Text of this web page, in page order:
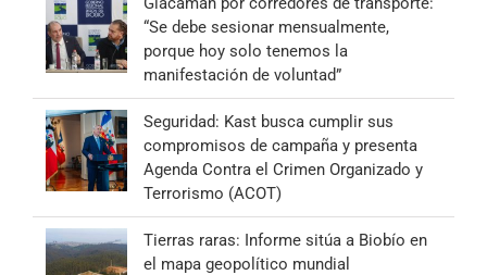
“Se debe sesionar mensualmente,
porque hoy solo tenemos la
manifestación de voluntad”
Seguridad: Kast busca cumplir sus
compromisos de campaña y presenta
Agenda Contra el Crimen Organizado y
Terrorismo (ACOT)
Tierras raras: Informe sitúa a Biobío en
el mapa geopolítico mundial